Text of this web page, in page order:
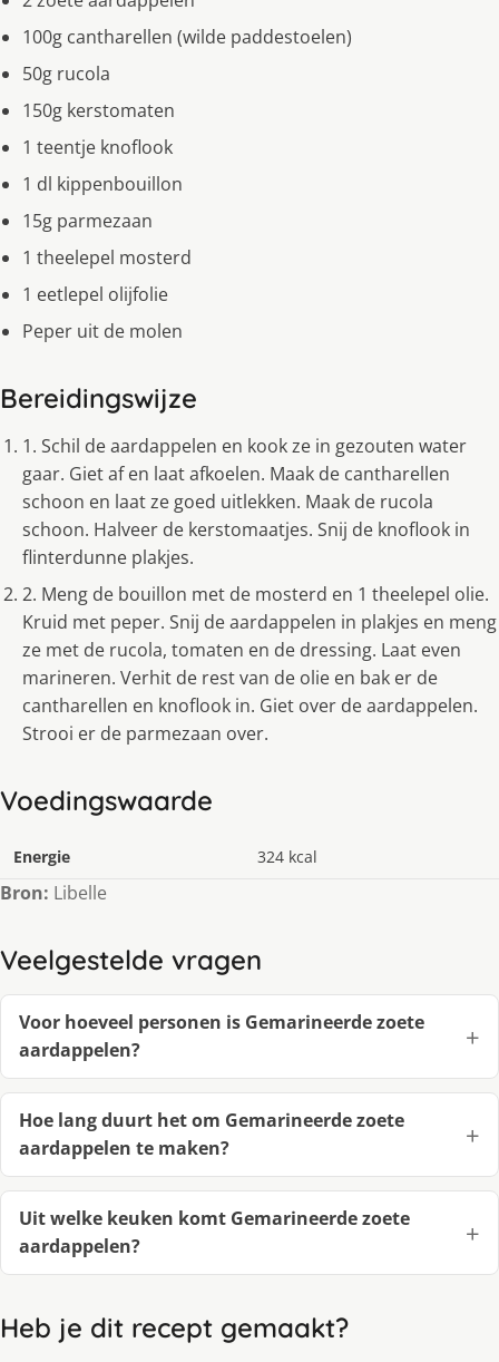
100g cantharellen (wilde paddestoelen)
50g rucola
150g kerstomaten
1 teentje knoflook
1 dl kippenbouillon
15g parmezaan
1 theelepel mosterd
1 eetlepel olijfolie
Peper uit de molen
Bereidingswijze
1. Schil de aardappelen en kook ze in gezouten water
gaar. Giet af en laat afkoelen. Maak de cantharellen
schoon en laat ze goed uitlekken. Maak de rucola
schoon. Halveer de kerstomaatjes. Snij de knoflook in
flinterdunne plakjes.
2. Meng de bouillon met de mosterd en 1 theelepel olie.
Kruid met peper. Snij de aardappelen in plakjes en meng
ze met de rucola, tomaten en de dressing. Laat even
marineren. Verhit de rest van de olie en bak er de
cantharellen en knoflook in. Giet over de aardappelen.
Strooi er de parmezaan over.
Voedingswaarde
Energie 324 kcal
Bron: Libelle
Veelgestelde vragen
Voor hoeveel personen is Gemarineerde zoete
aardappelen?
Hoe lang duurt het om Gemarineerde zoete
aardappelen te maken?
Uit welke keuken komt Gemarineerde zoete
aardappelen?
Heb je dit recept gemaakt?